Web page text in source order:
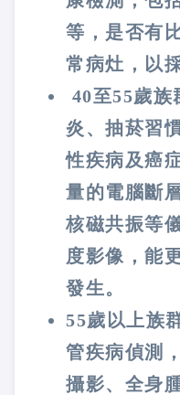
等，是否有
常病灶，以
40至55歲族
炎、抽菸習
性疾病及癌
量的電腦斷
核磁共振等
度影像，能
發生。
55歲以上族
管疾病偵測
攝影、全身